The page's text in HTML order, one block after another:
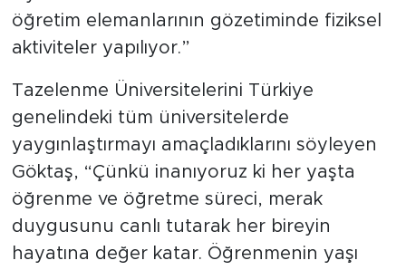
öğretim elemanlarının gözetiminde fiziksel
aktiviteler yapılıyor.”
Tazelenme Üniversitelerini Türkiye
genelindeki tüm üniversitelerde
yaygınlaştırmayı amaçladıklarını söyleyen
Göktaş, “Çünkü inanıyoruz ki her yaşta
öğrenme ve öğretme süreci, merak
duygusunu canlı tutarak her bireyin
hayatına değer katar. Öğrenmenin yaşı